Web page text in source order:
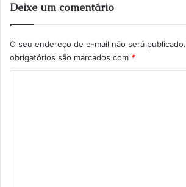
Deixe um comentário
O seu endereço de e-mail não será publicado.
obrigatórios são marcados com *